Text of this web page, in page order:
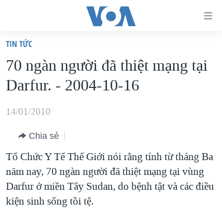
truy
cập
Tới
dung
chính
điều
hướng
chính
Đi
VIỆT NAM
HOA KỲ
BIỂN ĐÔNG
BLOG
DIỄN ĐÀN
MỤC
TỰ DO BÁO CHÍ
CHUYÊN ĐỀ
TIN TỨC
70 ngàn người đã thiệt mạng tại
Darfur. - 2004-10-16
14/01/2010
Chia sẻ
Tổ Chức Y Tế Thế Giới nói rằng tính từ tháng Ba
năm nay, 70 ngàn người đã thiệt mạng tại vùng
Darfur ở miền Tây Sudan, do bệnh tật và các điều
kiện sinh sống tồi tệ.